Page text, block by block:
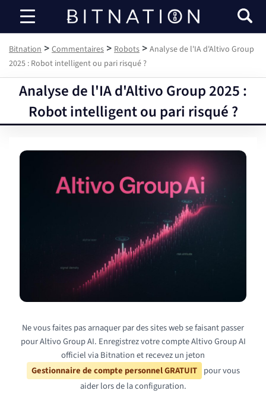
Bitnation
Bitnation > Commentaires > Robots > Analyse de l'IA d'Altivo Group
2025 : Robot intelligent ou pari risqué ?
Analyse de l'IA d'Altivo Group 2025 :
Robot intelligent ou pari risqué ?
Ne vous faites pas arnaquer par des sites web se faisant passer
pour Altivo Group AI. Enregistrez votre compte Altivo Group AI
officiel via Bitnation et recevez un jeton
Gestionnaire de compte personnel GRATUIT pour vous
aider lors de la configuration.